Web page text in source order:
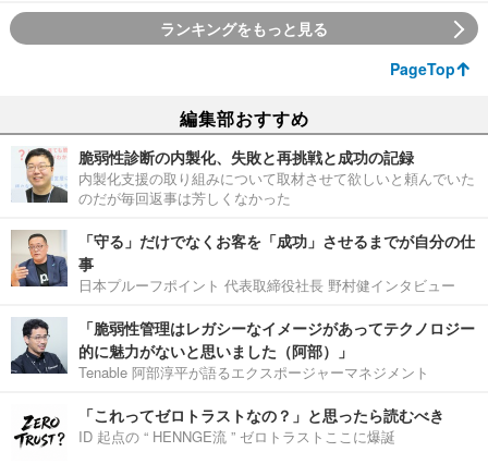
ランキングをもっと見る
PageTop
編集部おすすめ
脆弱性診断の内製化、失敗と再挑戦と成功の記録
内製化支援の取り組みについて取材させて欲しいと頼んでいた
のだが毎回返事は芳しくなかった
「守る」だけでなくお客を「成功」させるまでが自分の仕
事
日本プルーフポイント 代表取締役社長 野村健インタビュー
「脆弱性管理はレガシーなイメージがあってテクノロジー
的に魅力がないと思いました（阿部）」
Tenable 阿部淳平が語るエクスポージャーマネジメント
「これってゼロトラストなの？」と思ったら読むべき
ID 起点の “ HENNGE流 ” ゼロトラストここに爆誕